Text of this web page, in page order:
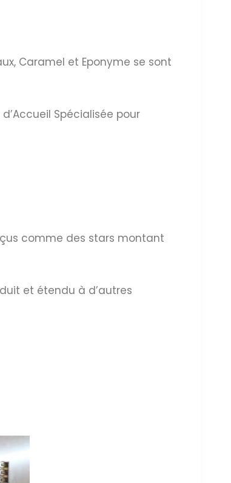
Caramel et Eponyme se sont
Spécialisée pour
comme des stars montant
et étendu à d’autres